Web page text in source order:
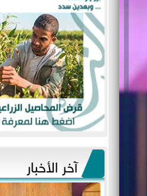
آخر الأخبار